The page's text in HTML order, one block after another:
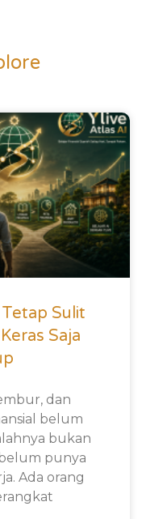
Sulit
Saja
dan
belum
bukan
punya
Ada orang